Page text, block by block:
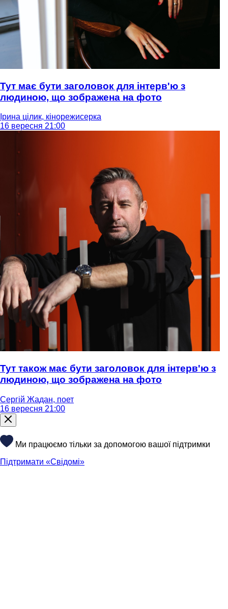
Тут має бути заголовок для інтерв'ю з
людиною, що зображена на фото
Ірина цілик, кінорежисерка
16 вересня 21:00
Тут також має бути заголовок для інтерв'ю з
людиною, що зображена на фото
Сергій Жадан, поет
16 вересня 21:00
Ми працюємо тільки за допомогою вашої підтримки
Підтримати «Свідомі»